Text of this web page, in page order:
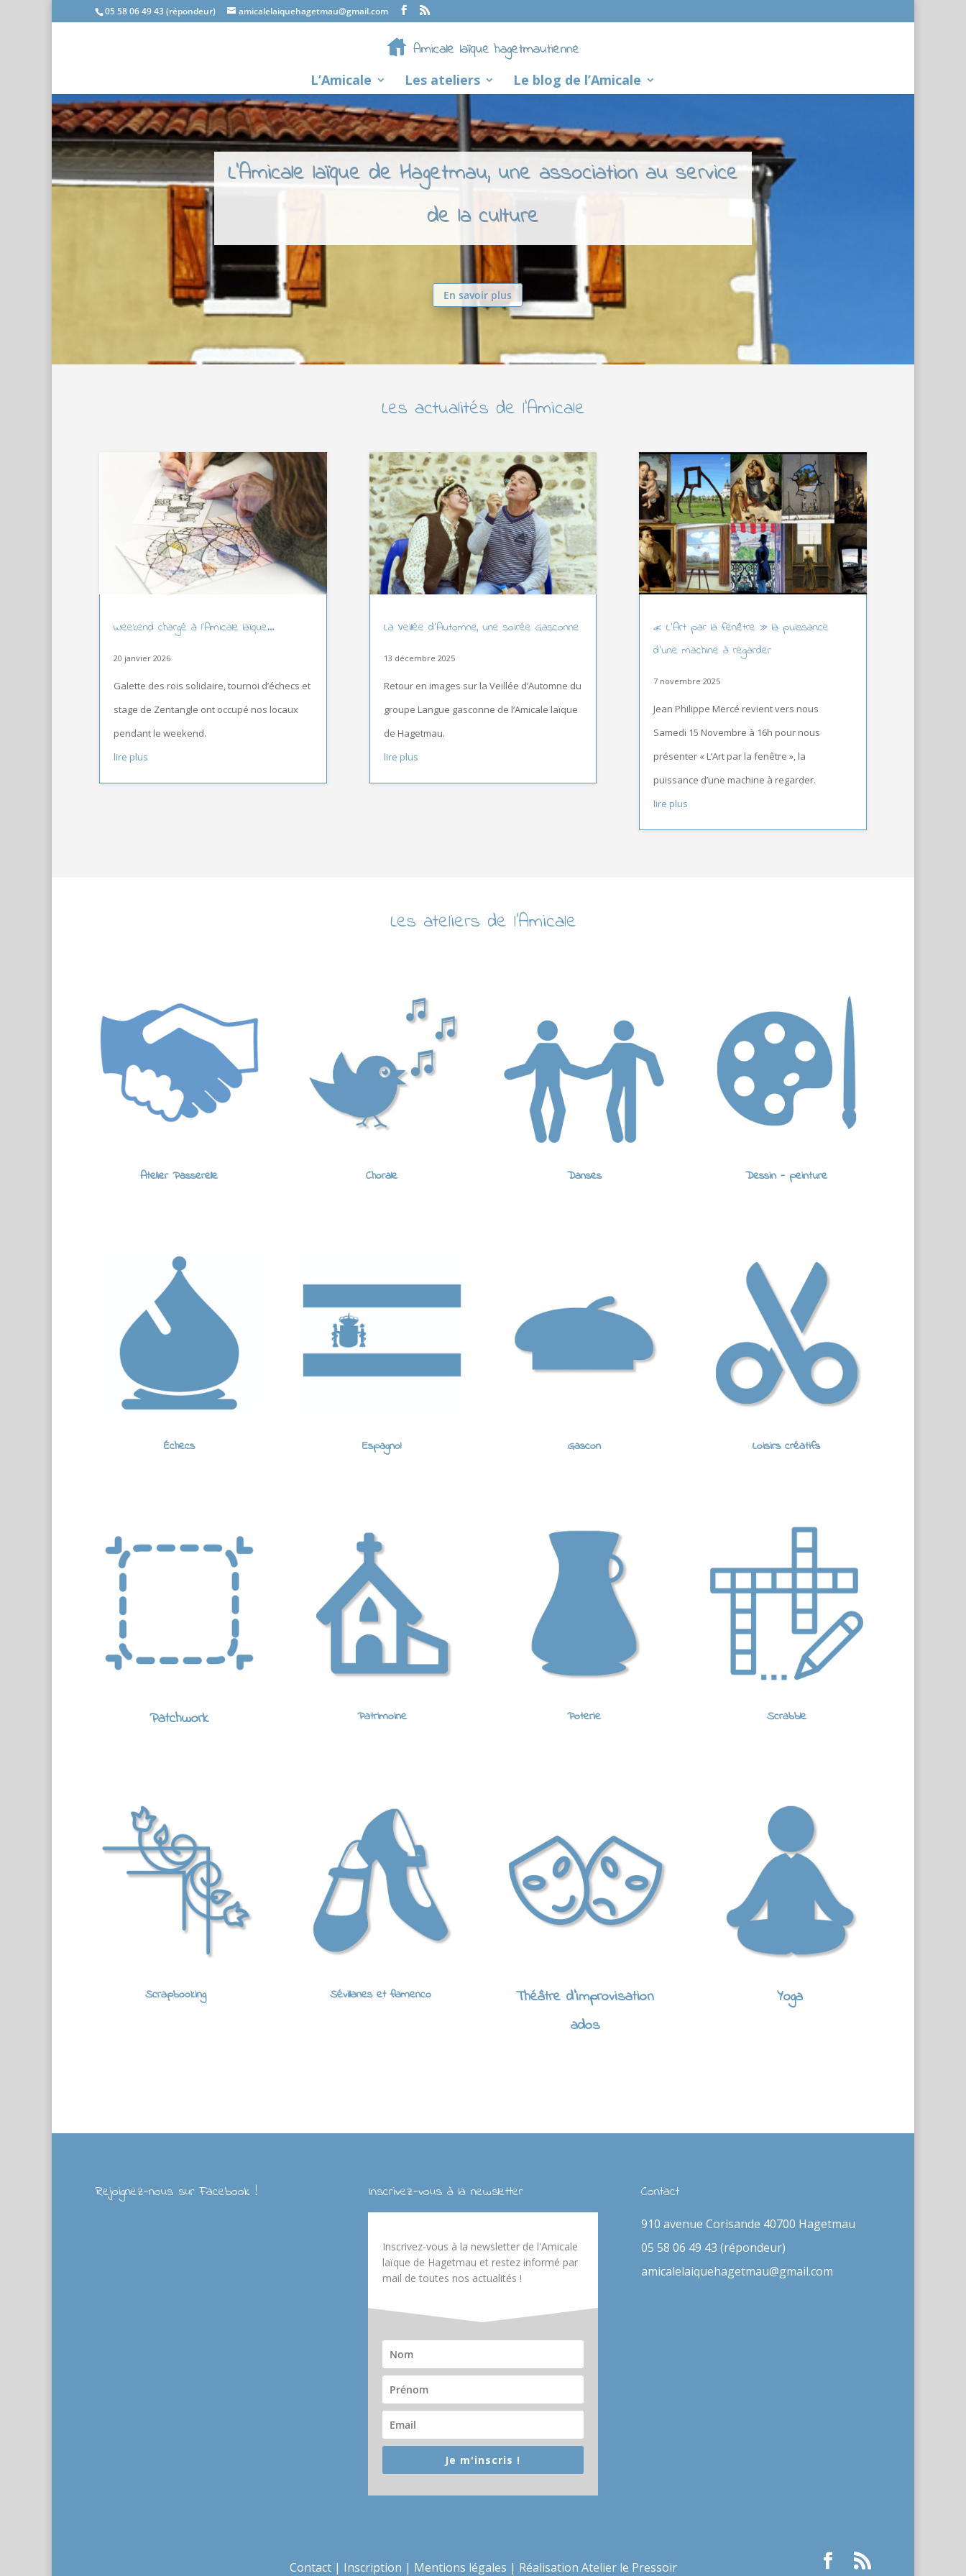
05 58 06 49 43 (répondeur) amicalelaiquehagetmau@gmail.com
L’Amicale Les ateliers Le blog de l’Amicale
L'Amicale laïque de Hagetmau, une association au service
de la culture
En savoir plus
Les actualités de l’Amicale
Weekend chargé à l’Amicale laïque…
20 janvier 2026
Galette des rois solidaire, tournoi d’échecs et
stage de Zentangle ont occupé nos locaux
pendant le weekend.
lire plus
La Veillée d’Automne, une soirée Gasconne
13 décembre 2025
Retour en images sur la Veillée d’Automne du
groupe Langue gasconne de l’Amicale laïque
de Hagetmau.
lire plus
« L’Art par la fenêtre » la puissance
d’une machine à regarder
7 novembre 2025
Jean Philippe Mercé revient vers nous
Samedi 15 Novembre à 16h pour nous
présenter « L’Art par la fenêtre », la
puissance d’une machine à regarder.
lire plus
Les ateliers de l’Amicale
Atelier Passerelle Chorale Danses Dessin - peinture
Échecs Espagnol Gascon Loisirs créatifs
Patchwork Patrimoine Poterie Scrabble
Scrapbooking Sévillanes et flamenco
Théâtre d'improvisation
ados
Yoga
Rejoignez-nous sur Facebook ! Inscrivez-vous à la newsletter
Inscrivez-vous à la newsletter de l'Amicale
laïque de Hagetmau et restez informé par
mail de toutes nos actualités !
Je m'inscris !
Contact
910 avenue Corisande 40700 Hagetmau
05 58 06 49 43 (répondeur)
amicalelaiquehagetmau@gmail.com
Contact| Inscription | Mentions légales | Réalisation Atelier le Pressoir